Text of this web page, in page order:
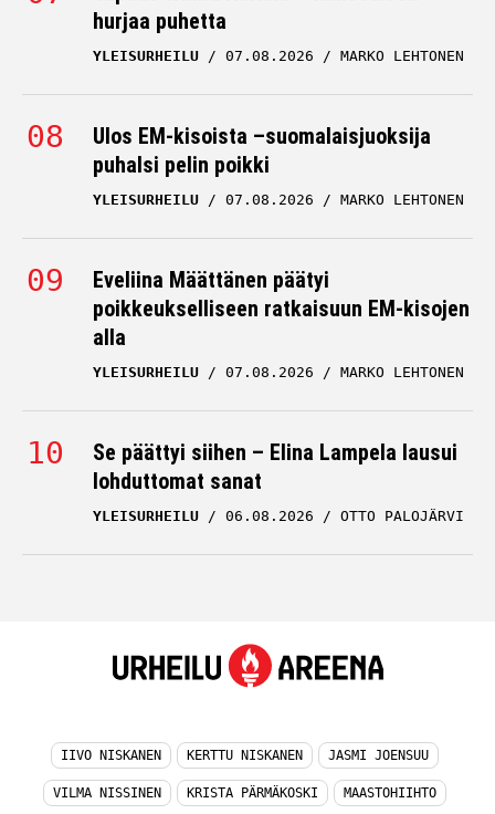
YLEISURHEILU
Ulos EM-kisoista –suomalaisjuoksija
puhalsi pelin poikki
YLEISURHEILU 07.08.2026
Eveliina Määttänen päätyi
poikkeukselliseen ratkaisuun EM-kisojen
alla
YLEISURHEILU
Se päättyi siihen – Elina Lampela lausui
lohduttomat sanat
YLEISURHEILU 06.08.2026
VILMA NISSINEN KRISTA PÄRMÄKOSKI MAASTOHIIHTO
WILMA MURTO